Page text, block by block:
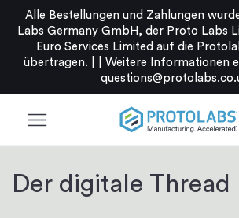
Alle Bestellungen und Zahlungen
Labs Germany GmbH, der Proto Labs
Euro Services Limited auf die
übertragen. |
Weitere Informationen
menu
Der digitale Thread